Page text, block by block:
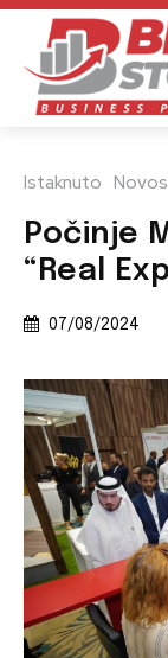
Istaknuto
Počinje
“Real
07/08/2024